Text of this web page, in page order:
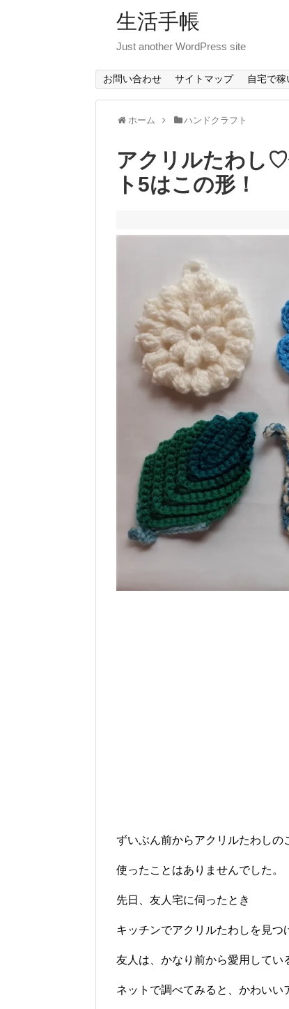
生活手帳
Just another WordPress site
お問い合わせ サイトマップ 自宅で
ホーム ハンドクラフト
アクリルたわし
ト5はこの形！
ずいぶん前からアクリルたわしの
使ったことはありませんでした。
先日、友人宅に伺ったとき
キッチンでアクリルたわしを見つ
友人は、かなり前から愛用してい
ネットで調べてみると、かわいい